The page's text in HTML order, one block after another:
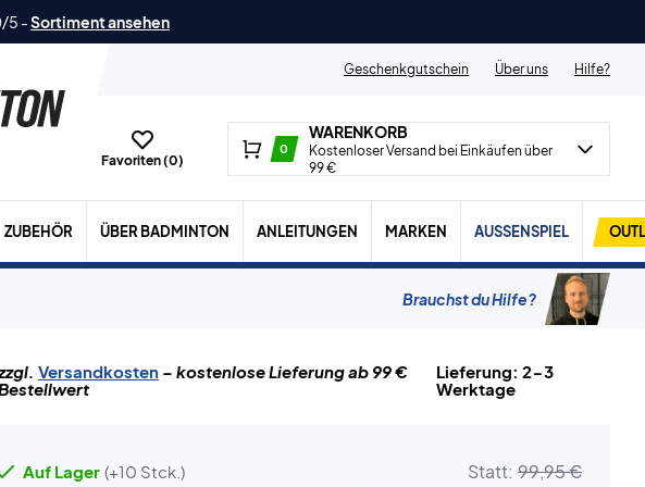
5 -Sortiment ansehen
Geschenkgutschein
Über uns Hilfe?
Favoriten (0)
0
WARENKORB
Kostenloser Versand bei Einkäufen über
99 €
ZUBEHÖR ÜBER BADMINTON ANLEITUNGEN MARKEN AUSSENSPIEL
Brauchst du Hilfe?
Versandkosten– kostenlose Lieferung ab 99 €
Lieferung: 2-3
Werktage
Auf Lager (+10 Stck.) Statt: 99,95 €